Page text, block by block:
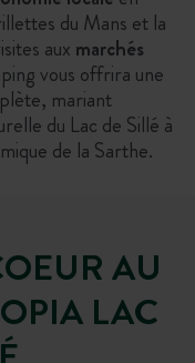
du Mans et la
aux marchés
vous offrira une
mariant
du Lac de Sillé à
de la Sarthe.
AU
LAC